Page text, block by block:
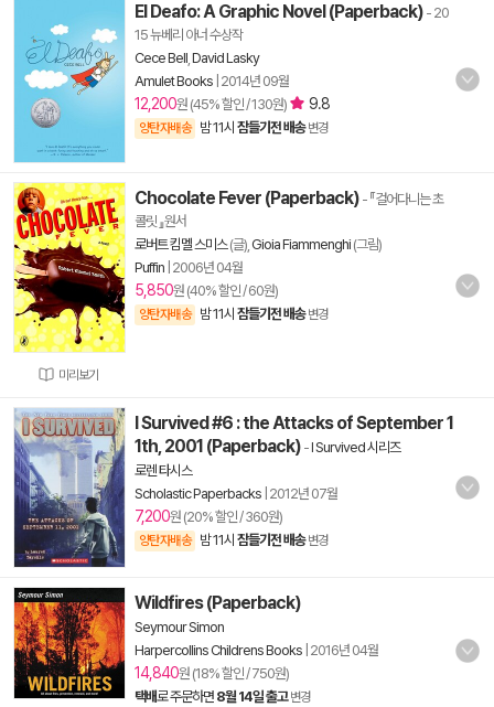
El Deafo: A Graphic Novel (Paperback) - 20
15 뉴베리 아너 수상작
Cece Bell David Lasky
Amulet Books 2014년 09월
12,200원 (45% 할인 / 130원) 9.8
양탄자배송 밤 11시 잠들기전 배송 변경
미리보기
Chocolate Fever (Paperback) - 『걸어다니는 초
콜릿 』원서
로버트 킴멜 스미스(글), Gioia Fiammenghi (그림)
Puffin 2006년 04월
5,850원 (40% 할인 / 60원)
양탄자배송 밤 11시 잠들기전 배송 변경
I Survived #6 : the Attacks of September 1
1th, 2001 (Paperback) -I Survived 시리즈
로렌 타시스
Scholastic Paperbacks 2012년 07월
7,200원 (20% 할인 / 360원)
양탄자배송 밤 11시 잠들기전 배송 변경
Wildfires (Paperback)
Seymour Simon
Harpercollins Childrens Books 2016년 04월
14,840원 (18% 할인 / 750원)
택배로 주문하면 8월 14일 출고 변경